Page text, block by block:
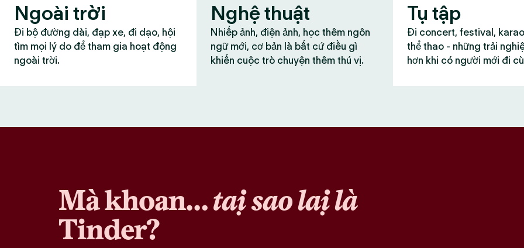
Ngoài trời
Đi bộ đường dài, đạp xe, đi dạo, hội
tìm mọi lý do để tham gia hoạt động
ngoài trời.
Nghệ thuật
Nhiếp ảnh, điện ảnh, học thêm ngôn
ngữ mới, cơ bản là bất cứ điều gì
khiến cuộc trò chuyện thêm thú vị.
Tụ tập
Đi concert, festival,
thể thao - những trải
hơn khi có người mới đi
Mà khoan…tại sao lại là
Tinder?